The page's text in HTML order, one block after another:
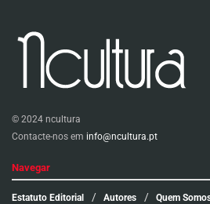
© 2024 ncultura
Contacte-nos em info@ncultura.pt
Navegar
Estatuto Editorial Autores Quem